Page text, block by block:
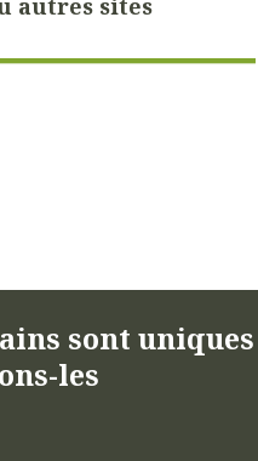
autres sites
sont uniques
les